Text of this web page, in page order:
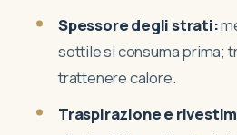
Spessore degli strati:
sottile si consuma prima;
trattenere calore.
Traspirazione e